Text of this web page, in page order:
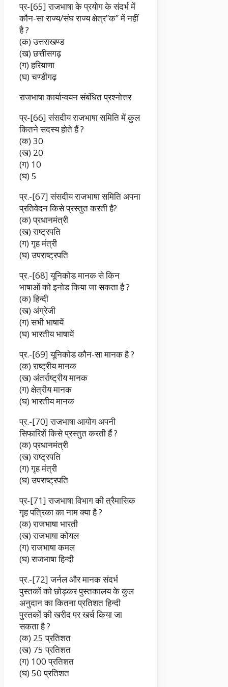
प्र-[65] राजभाषा के प्रयोग के संदर्भ में
कौन-सा राज्य/संघ राज्य क्षेत्र”क” में नहीं
है ?
(क) उत्तराखण्ड
(ख) छत्तीसगढ़
(ग) हरियाणा
(घ) चण्डीगढ़
राजभाषा कार्यान्वयन संबंधित प्रश्नोत्तर
प्र-[66] संसदीय राजभाषा समिति में कुल
कितने सदस्य होते हैं ?
(क) 30
(ख) 20
(ग) 10
(घ) 5
प्र.-[67] संसदीय राजभाषा समिति अपना
प्रतिवेदन किसे प्रस्तुत करती है?
(क) प्रधानमंत्री
(ख) राष्ट्रपति
(ग) गृह मंत्री
(घ) उपराष्ट्रपति
प्र.-[68] यूनिकोड मानक से किन
भाषाओं को इनोड किया जा सकता है ?
(क) हिन्दी
(ख) अंग्रेजी
(ग) सभी भाषायें
(घ) भारतीय भाषायें
प्र.-[69] यूनिकोड कौन-सा मानक है ?
(क) राष्ट्रीय मानक
(ख) अंतर्राष्ट्रीय मानक
(ग) क्षेत्रीय मानक
(घ) भारतीय मानक
प्र.-[70] राजभाषा आयोग अपनी
सिफारिशें किसे प्रस्तुत करती हैं ?
(क) प्रधानमंत्री
(ख) राष्ट्रपति
(ग) गृह मंत्री
(घ) उपराष्ट्रपति
प्र-[71] राजभाषा विभाग की त्रैमासिक
गृह पत्रिका का नाम क्या है ?
(क) राजभाषा भारती
(ख) राजभाषा कोयल
(ग) राजभाषा कमल
(घ) राजभाषा हिन्दी
प्र.-[72] जर्नल और मानक संदर्भ
पुस्तकों को छोड़कर पुस्तकालय के कुल
अनुदान का कितना प्रतिशत हिन्दी
पुस्तकों की खरीद पर खर्च किया जा
सकता है ?
(क) 25 प्रतिशत
(ख) 75 प्रतिशत
(ग) 100 प्रतिशत
(घ) 50 प्रतिशत